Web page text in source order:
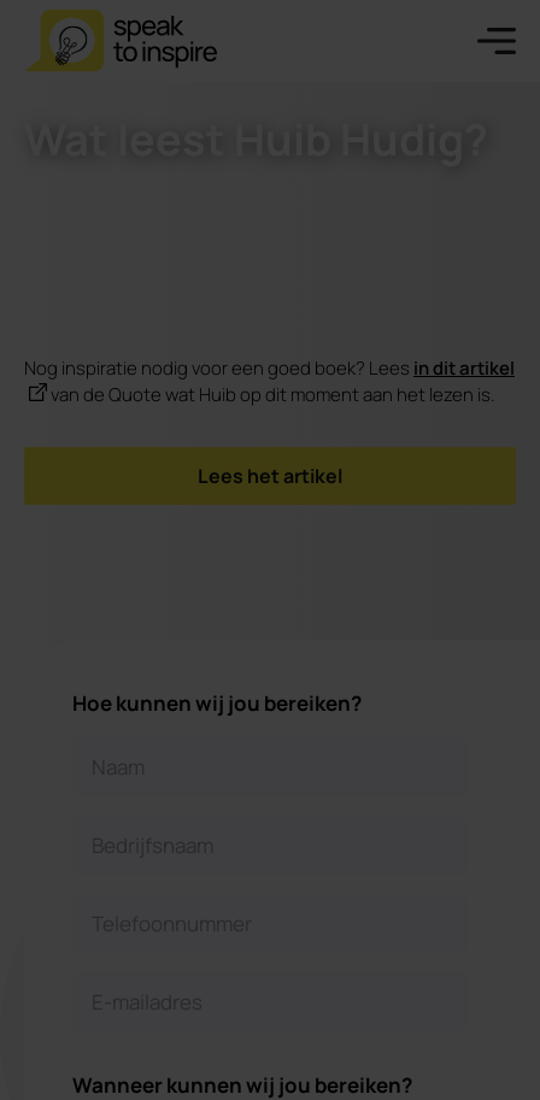
Nog inspiratie nodig voor een goed boek? Lees in dit artikel
van de Quote wat Huib op dit moment aan het lezen is.
Lees het artikel
Hoe kunnen wij jou bereiken?
Wanneer kunnen wij jou bereiken?